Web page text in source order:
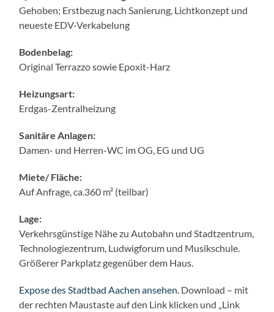
Gehoben; Erstbezug nach Sanierung, Lichtkonzept und
neueste EDV-Verkabelung
Bodenbelag:
Original Terrazzo sowie Epoxit-Harz
Heizungsart:
Erdgas-Zentralheizung
Sanitäre Anlagen:
Damen- und Herren-WC im OG, EG und UG
Miete/ Fläche:
Auf Anfrage, ca.360 m² (teilbar)
Lage:
Verkehrsgünstige Nähe zu Autobahn und Stadtzentrum,
Technologiezentrum, Ludwigforum und Musikschule.
Größerer Parkplatz gegenüber dem Haus.
Expose des Stadtbad Aachen ansehen. Download – mit
der rechten Maustaste auf den Link klicken und „Link